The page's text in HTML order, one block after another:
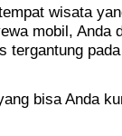
wisata
mobil, Anda
tergantung
bisa Anda